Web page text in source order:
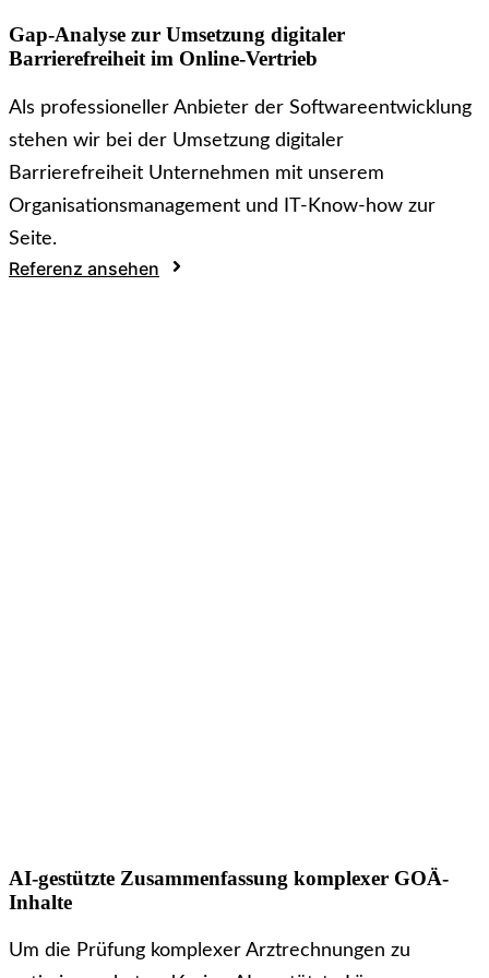
Gap-Analyse zur Umsetzung digitaler
Barrierefreiheit im Online-Vertrieb
Als professioneller Anbieter der Softwareentwicklung
stehen wir bei der Umsetzung digitaler
Barrierefreiheit Unternehmen mit unserem
Organisationsmanagement und IT-Know-how zur
Seite.
Referenz ansehen
AI-gestützte Zusammenfassung komplexer GOÄ-
Inhalte
Um die Prüfung komplexer Arztrechnungen zu